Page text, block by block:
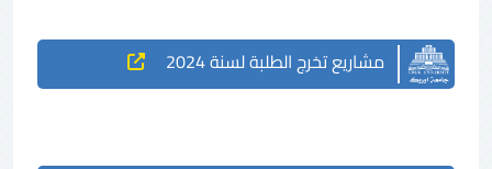
مشاريع تخرج الطلبة لسنة 2024